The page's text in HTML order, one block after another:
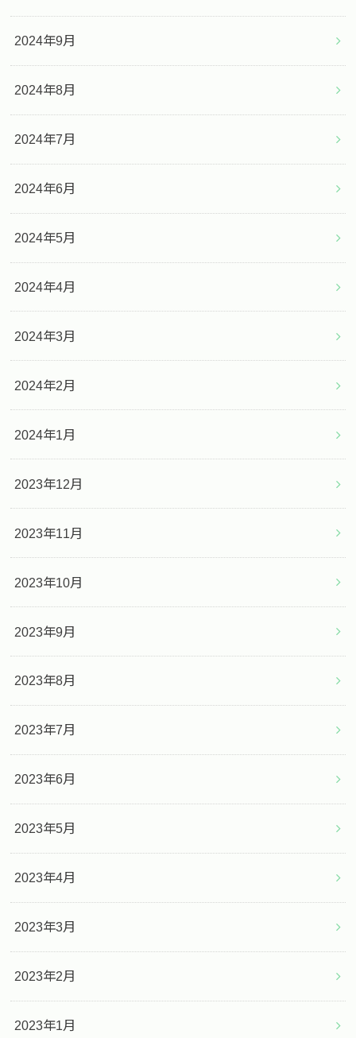
2024年9月
2024年8月
2024年7月
2024年6月
2024年5月
2024年4月
2024年3月
2024年2月
2024年1月
2023年12月
2023年11月
2023年10月
2023年9月
2023年8月
2023年7月
2023年6月
2023年5月
2023年4月
2023年3月
2023年2月
2023年1月